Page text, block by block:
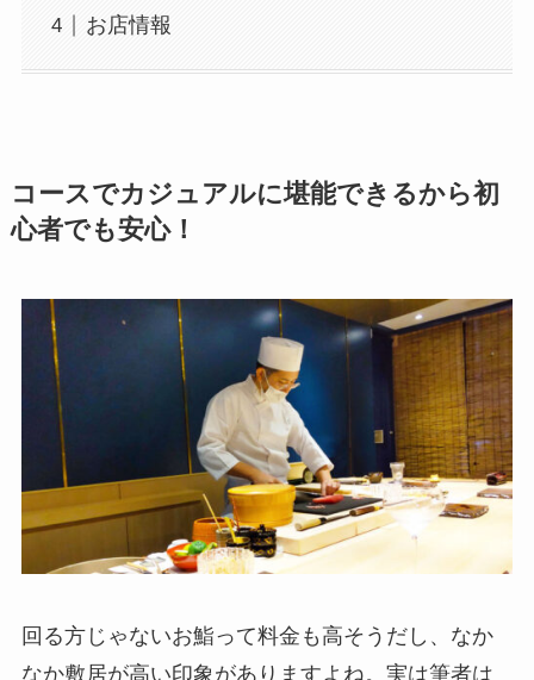
お店情報
コースでカジュアルに堪能できるから初
心者でも安心！
回る方じゃないお鮨って料金も高そうだし、なか
なか敷居が高い印象がありますよね。実は筆者は